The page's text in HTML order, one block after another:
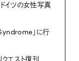
イツの女性写真
」に行
エスト復刊